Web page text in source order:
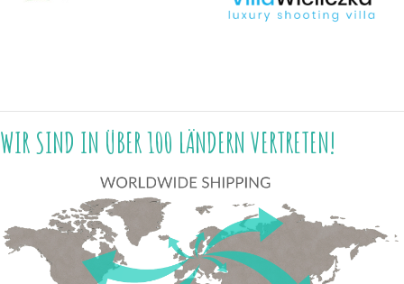
WIR SIND IN ÜBER 100 LÄNDERN VERTRETEN!